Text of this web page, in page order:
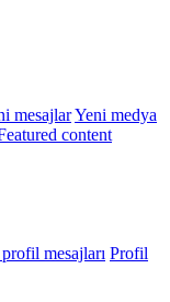
mesajlarYeni medya
content
mesajları Profil